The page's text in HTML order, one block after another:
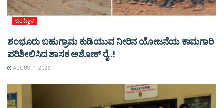
ಬಂಟ್ವಾಳ
ಶಂಭೂರು ಬಹುಗ್ರಾಮ ಕುಡಿಯುವ ನೀರಿನ ಯೋಜನೆಯ ಕಾಮಗಾರಿ
ಪರಿಶೀಲಿಸಿದ ಶಾಸಕ ಅಶೋಕ್ ರೈ..!
AUGUST 1, 2026